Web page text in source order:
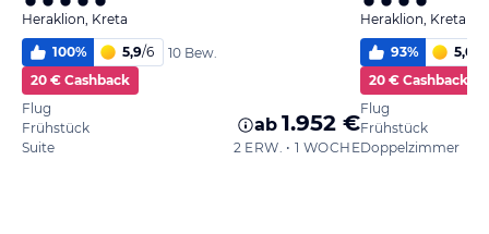
Heraklion, Kreta
100% 5,9/6
10 Bew.
20 € Cashback
Flug
Frühstück
Suite
ab 1.952 €
2 ERW. • 1 WOCHE
Heraklion, Kreta
93% 5,0
20 € Cashback
Flug
Frühstück
Doppelzimmer